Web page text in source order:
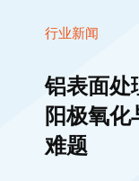
行业新闻
铝表面处
阳极氧化
难题